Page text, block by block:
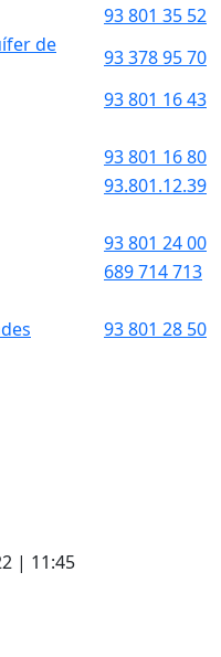
93 801 35 52
de
93 378 95 70
93 801 16 43
93 801 16 80
93.801.12.39
93 801 24 00
689 714 713
93 801 28 50
| 11:45